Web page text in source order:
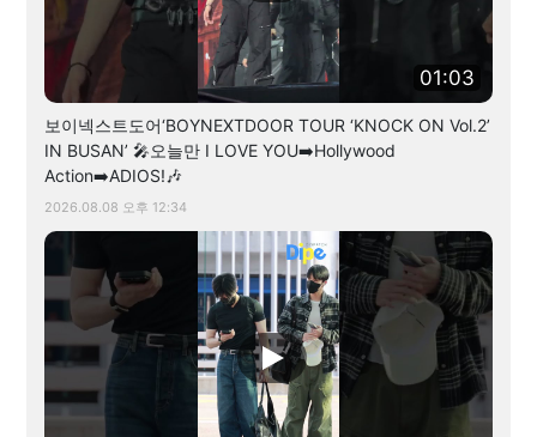
01:03
보이넥스트도어‘BOYNEXTDOOR TOUR ‘KNOCK ON Vol.2’
IN BUSAN’ 🎤오늘만 I LOVE YOU➡️Hollywood
Action➡️ADIOS!🎶
2026.08.08 오후 12:34